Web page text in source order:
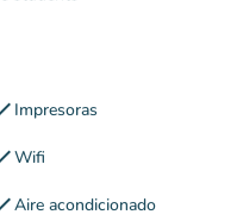
Impresoras
Wifi
Aire acondicionado